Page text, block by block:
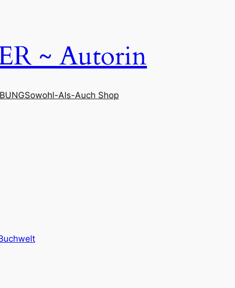
~ Autorin
Sowohl-Als-Auch Shop